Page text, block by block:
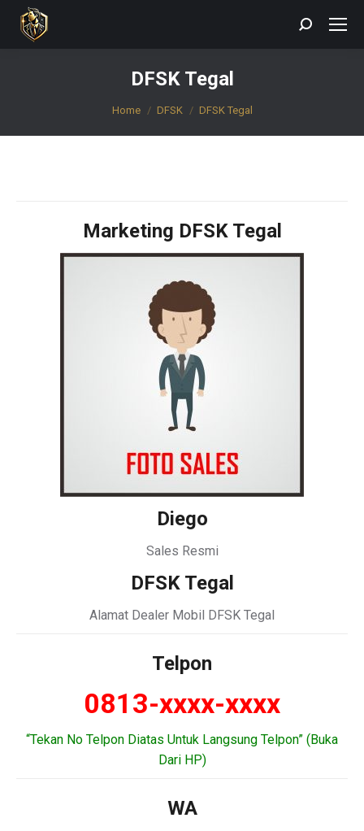
Search:
DFSK Tegal
You are here:
Home DFSK DFSK Tegal
Marketing DFSK Tegal
Diego
Sales Resmi
DFSK Tegal
Alamat Dealer Mobil DFSK Tegal
Telpon
0813-xxxx-xxxx
“Tekan No Telpon Diatas Untuk Langsung Telpon” (Buka
Dari HP)
WA